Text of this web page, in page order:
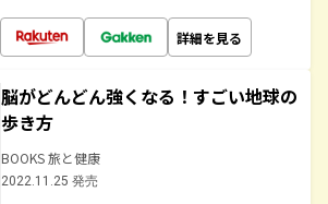
詳細を見る
脳がどんどん強くなる！すごい地球の
歩き方
BOOKS 旅と健康
2022.11.25 発売